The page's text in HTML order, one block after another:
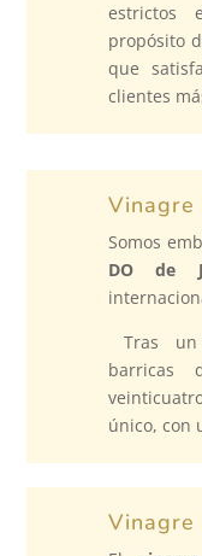
estrictos
propósito
que
clientes
Vinagre
Somos
DO de
Tras un
único, con
Vinagre